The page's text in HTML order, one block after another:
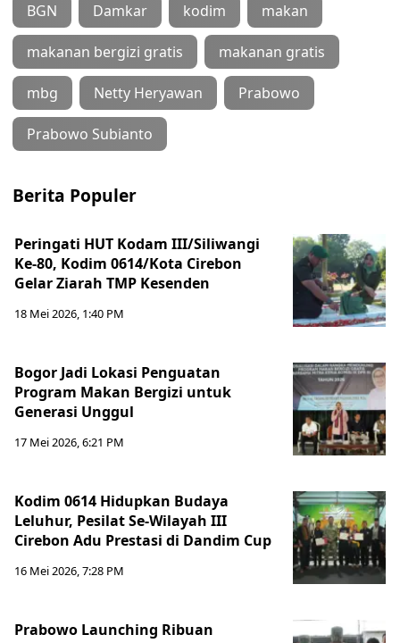
BGN Damkar kodim makan
makanan bergizi gratis makanan gratis
mbg Netty Heryawan Prabowo
Prabowo Subianto
Berita Populer
Peringati HUT Kodam III/Siliwangi
Ke-80, Kodim 0614/Kota Cirebon
Gelar Ziarah TMP Kesenden
18 Mei 2026, 1:40 PM
Bogor Jadi Lokasi Penguatan
Program Makan Bergizi untuk
Generasi Unggul
17 Mei 2026, 6:21 PM
Kodim 0614 Hidupkan Budaya
Leluhur, Pesilat Se-Wilayah III
Cirebon Adu Prestasi di Dandim Cup
16 Mei 2026, 7:28 PM
Prabowo Launching Ribuan